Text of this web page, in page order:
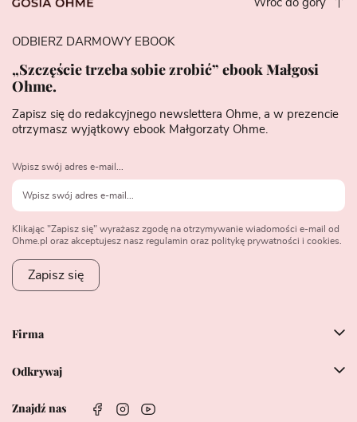
Wróć do góry
Firma
Odkrywaj
Znajdź nas
ODBIERZ DARMOWY EBOOK
„Szczęście trzeba sobie zrobić” ebook Małgosi
Ohme.
Zapisz się do redakcyjnego newslettera Ohme, a w prezencie
otrzymasz wyjątkowy ebook Małgorzaty Ohme.
Wpisz swój adres e-mail...
Klikając "Zapisz się" wyrażasz zgodę na otrzymywanie wiadomości e-mail od
Ohme.pl oraz akceptujesz nasz regulamin oraz politykę prywatności i cookies.
Zapisz się